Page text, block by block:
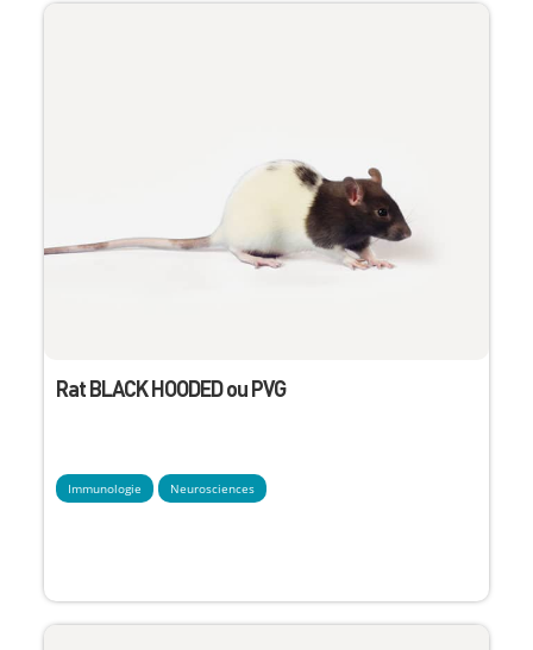
Rat BLACK HOODED ou PVG
Immunologie Neurosciences